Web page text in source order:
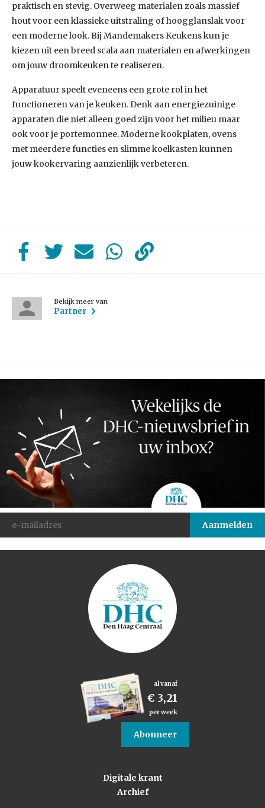
praktisch en stevig. Overweeg materialen zoals massief
hout voor een klassieke uitstraling of hoogglanslak voor
een moderne look. Bij Mandemakers Keukens kun je
kiezen uit een breed scala aan materialen en afwerkingen
om jouw droomkeuken te realiseren.
Apparatuur speelt eveneens een grote rol in het
functioneren van je keuken. Denk aan energiezuinige
apparaten die niet alleen goed zijn voor het milieu maar
ook voor je portemonnee. Moderne kookplaten, ovens
met meerdere functies en slimme koelkasten kunnen
jouw kookervaring aanzienlijk verbeteren.
Bekijk meer van
Partner
al vanaf
€ 3,21
per week
Abonneer
Digitale krant
Archief